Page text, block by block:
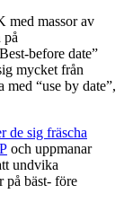
med massor av
på
before date”
mycket från
“use by date”,
de sig fräscha
och uppmanar
undvika
på bäst- före